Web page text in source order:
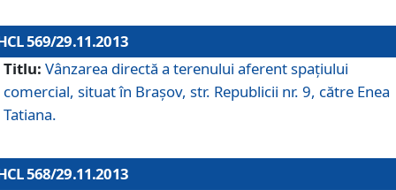
569/29.11.2013
Titlu: Vânzarea directă a terenului aferent spaţiului
comercial, situat în Braşov, str. Republicii nr. 9, către Enea
Tatiana.
568/29.11.2013